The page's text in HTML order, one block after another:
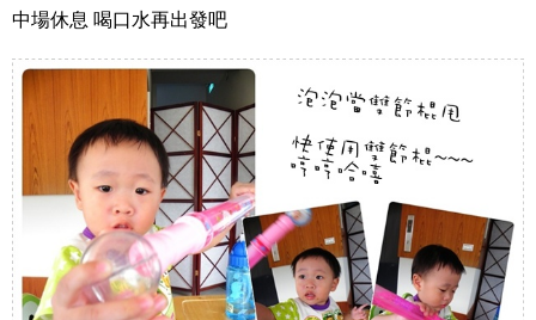
中場休息 喝口水再出發吧